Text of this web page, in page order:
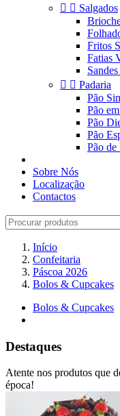
  Salgados
Fritos
Fatias
  Padaria
Pão
Pão
Pão
Pão
Pão de
Sobre Nós
Localização
Contactos
Início
Confeitaria
Páscoa 2026
Bolos & Cupcakes
Bolos & Cupcakes
Destaques
Atente nos produtos que
época!